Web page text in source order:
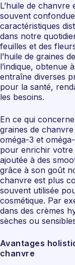
L’huile de chanvre
souvent
caractéristiques
dans notre
feuilles et des
l’huile de graines
l’indique, obtenue
entraîne diverses
pour la santé,
les besoins.
En ce qui
graines de chanvre
oméga-3 et
pour enrichir votre
ajoutée à des
grâce à son goût
chanvre est plus
souvent utilisée
cosmétique. Par
dans des crèmes
sèches ou
Avantages
chanvre